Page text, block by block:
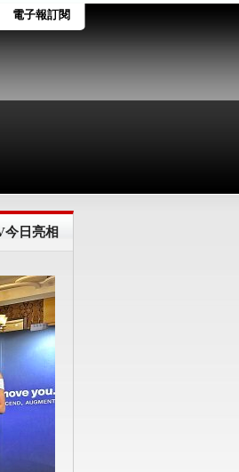
電子報訂閱
今日亮相